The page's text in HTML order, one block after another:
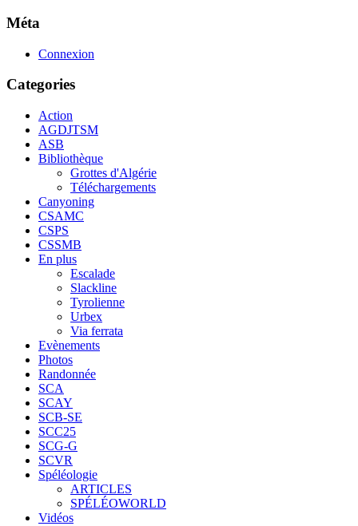
Méta
Connexion
Categories
Action
AGDJTSM
ASB
Bibliothèque
Grottes d'Algérie
Téléchargements
Canyoning
CSAMC
CSPS
CSSMB
En plus
Escalade
Slackline
Tyrolienne
Urbex
Via ferrata
Evènements
Photos
Randonnée
SCA
SCAY
SCB-SE
SCC25
SCG-G
SCVR
Spéléologie
ARTICLES
SPÉLÉOWORLD
Vidéos